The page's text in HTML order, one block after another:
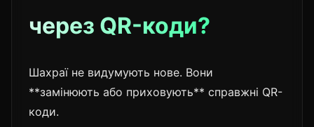
через QR-коди?
Шахраї не видумують нове. Вони
**замінюють або приховують** справжні QR-
коди.